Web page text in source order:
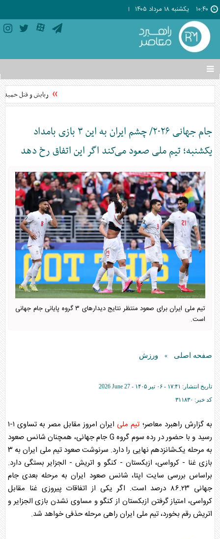
۱۰:۴۰ يکشنبه ۱۸ مرداد ۱۴۰۵
تغییر
وضعیت
منوی
ها
ربایش و قتل
جام جهانی ۲۰۲۶/ چشم ایران به این ۳ بازی بامداد
یکشنبه؛ تیم ملی صعود می‌کند اگر این اتفاق رخ دهد
تیم ملی ایران برای صعود منتظر نتایج دیدار‌های ۳ گروه پایانی جام جهانی
است.
صفحه اصلی » ورزش
تاریخ انتشار: ۱۷:۴۱ - ۰۶ تير ۱۴۰۵ -
2026 June 27
کد خبر: ۳۱۱۸۳۰
به گزارش راهبرد معاصر؛ تیم ملی
ایران امروز مقابل مصر به تساوی ۱-۱
رسید و با حضور در رده سوم گروه G جام جهانی، همچنان شانس صعود
به مرحله یک‌شانزدهم نهایی را دارد. سرنوشت صعودتیم ملی
ایران به ۳
بازی غنا - کرواسی، ازبکستان - کنگو و اتریش - الجزایر بستگی دارد.
براساس بررسی سایت اپتا، شانس صعود ایران به مرحله بعدی جام
جهانی ۸۶.۲۳ درصد است. اگر یکی از اتفاقات پیروزی غنا مقابل
کرواسی، امتیاز گرفتن ازبکستان از کنگو و مساوی نشدن بازی الجزایر و
اتریش رقم بخورد،تیم ملی ایران راهی مرحله حذفی خواهد شد.